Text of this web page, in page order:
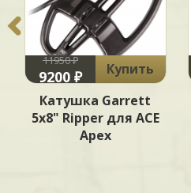
11950 ₽
9200 ₽
Купить
Катушка Garrett
5х8" Ripper для ACE
Apex